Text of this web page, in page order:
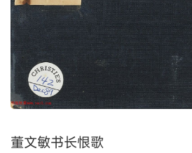
董文敏书长恨歌